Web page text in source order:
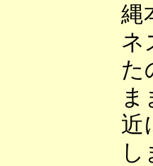
縄
ネ
た
近